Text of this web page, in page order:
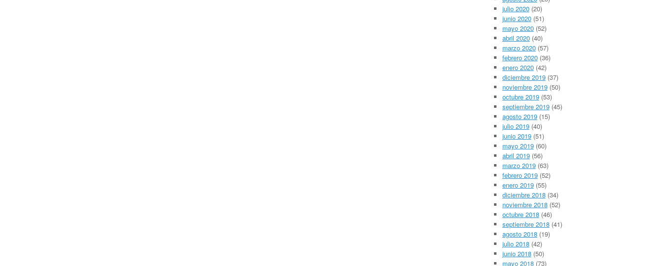
julio 2020(20)
junio 2020(51)
mayo 2020(52)
abril 2020(40)
marzo 2020(57)
febrero 2020(36)
enero 2020(42)
diciembre 2019(37)
noviembre 2019(50)
octubre 2019(53)
septiembre 2019(45)
agosto 2019(15)
julio 2019(40)
junio 2019(51)
mayo 2019(60)
abril 2019(56)
marzo 2019(63)
febrero 2019(52)
enero 2019(55)
diciembre 2018(34)
noviembre 2018(52)
octubre 2018(46)
septiembre 2018(41)
agosto 2018(19)
julio 2018(42)
junio 2018(50)
mayo 2018(73)